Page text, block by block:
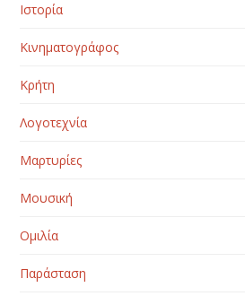
Ιστορία
Κινηματογράφος
Κρήτη
Λογοτεχνία
Μαρτυρίες
Μουσική
Ομιλία
Παράσταση